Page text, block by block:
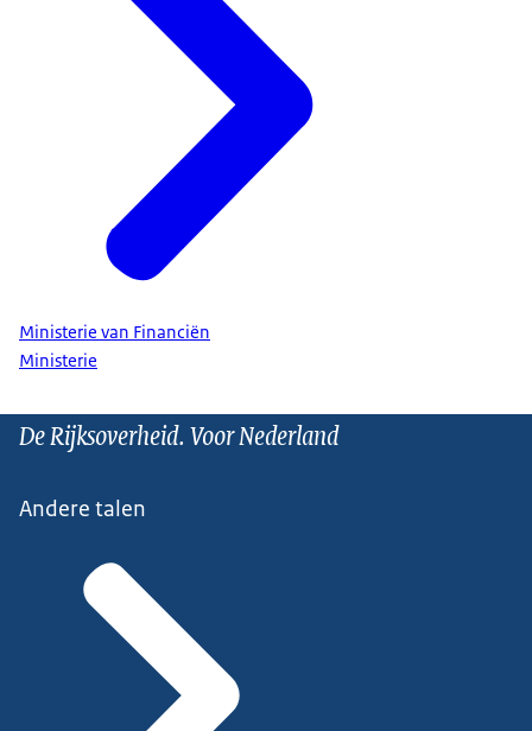
Ministerie van Financiën
Ministerie
De Rijksoverheid. Voor Nederland
Andere talen